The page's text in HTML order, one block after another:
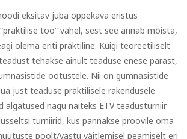
eksitav juba õppekava eristus
töö” vahel, sest see annab mõista,
olema eriti praktiline. Kuigi teoreetiliselt
tehakse ainult teaduse enese pärast,
ootustele. Nii on gümnasistide
just teaduse praktilisele rakendusele
algatused nagu näiteks ETV teadusturniir
turniirid, kus pannakse proovile oma
poolt/vastu väitlemisel peamiselt eri